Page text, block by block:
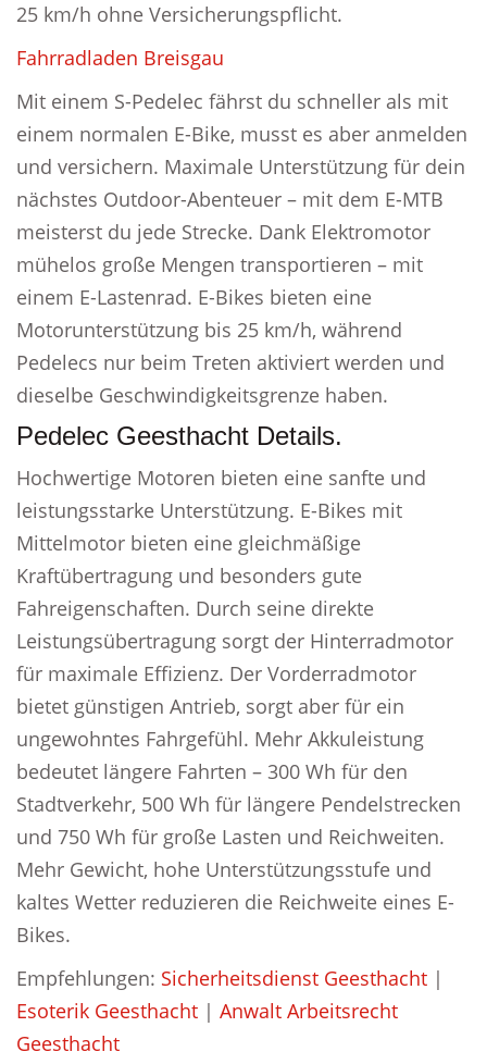
25 km/h ohne Versicherungspflicht.
Fahrradladen Breisgau
Mit einem S-Pedelec fährst du schneller als mit
einem normalen E-Bike, musst es aber anmelden
und versichern. Maximale Unterstützung für dein
nächstes Outdoor-Abenteuer – mit dem E-MTB
meisterst du jede Strecke. Dank Elektromotor
mühelos große Mengen transportieren – mit
einem E-Lastenrad. E-Bikes bieten eine
Motorunterstützung bis 25 km/h, während
Pedelecs nur beim Treten aktiviert werden und
dieselbe Geschwindigkeitsgrenze haben.
Pedelec Geesthacht Details.
Hochwertige Motoren bieten eine sanfte und
leistungsstarke Unterstützung. E-Bikes mit
Mittelmotor bieten eine gleichmäßige
Kraftübertragung und besonders gute
Fahreigenschaften. Durch seine direkte
Leistungsübertragung sorgt der Hinterradmotor
für maximale Effizienz. Der Vorderradmotor
bietet günstigen Antrieb, sorgt aber für ein
ungewohntes Fahrgefühl. Mehr Akkuleistung
bedeutet längere Fahrten – 300 Wh für den
Stadtverkehr, 500 Wh für längere Pendelstrecken
und 750 Wh für große Lasten und Reichweiten.
Mehr Gewicht, hohe Unterstützungsstufe und
kaltes Wetter reduzieren die Reichweite eines E-
Bikes.
Empfehlungen: Sicherheitsdienst Geesthacht |
Esoterik Geesthacht | Anwalt Arbeitsrecht
Geesthacht